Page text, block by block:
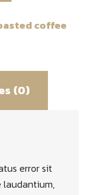
coffee
(0)
error sit
laudantium,